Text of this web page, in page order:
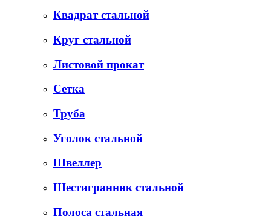
Квадрат стальной
Круг стальной
Листовой прокат
Сетка
Труба
Уголок стальной
Швеллер
Шестигранник стальной
Полоса стальная